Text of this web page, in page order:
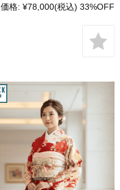
価格: ¥78,000(税込) 33%OFF